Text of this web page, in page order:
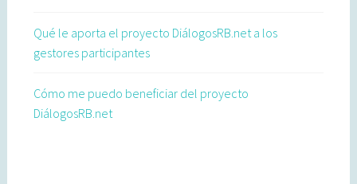
Qué le aporta el proyecto DiálogosRB.net a los
gestores participantes
Cómo me puedo beneficiar del proyecto
DiálogosRB.net